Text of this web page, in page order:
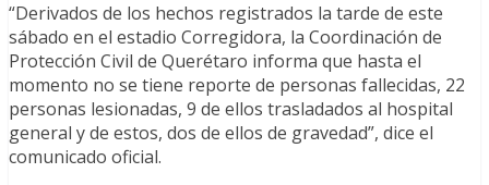
“Derivados de los hechos registrados la tarde de este
sábado en el estadio Corregidora, la Coordinación de
Protección Civil de Querétaro informa que hasta el
momento no se tiene reporte de personas fallecidas, 22
personas lesionadas, 9 de ellos trasladados al hospital
general y de estos, dos de ellos de gravedad”, dice el
comunicado oficial.